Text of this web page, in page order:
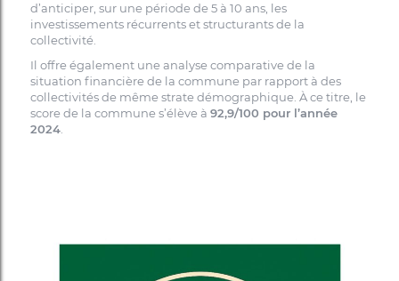
d’anticiper, sur une période de 5 à 10 ans, les
investissements récurrents et structurants de la
collectivité.
Il offre également une analyse comparative de la
situation financière de la commune par rapport à des
collectivités de même strate démographique. À ce titre, le
score de la commune s’élève à 92,9/100 pour l’année
2024